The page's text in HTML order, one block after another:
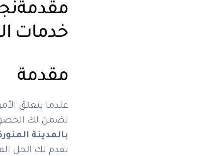
خدمات
مقدمة
عندما يتعلق
تضمن لك
بالمدينة
تقدم لك الحل